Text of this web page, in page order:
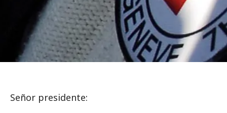
Señor presidente: